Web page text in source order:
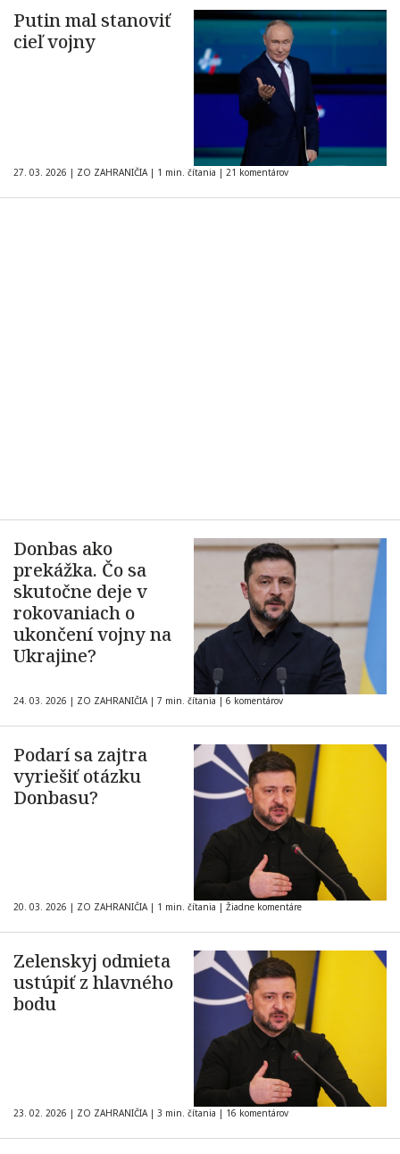
Putin mal stanoviť
cieľ vojny
27. 03. 2026 | ZO ZAHRANIČIA | 1 min. čítania | 21 komentárov
Donbas ako
prekážka. Čo sa
skutočne deje v
rokovaniach o
ukončení vojny na
Ukrajine?
24. 03. 2026 | ZO ZAHRANIČIA | 7 min. čítania | 6 komentárov
Podarí sa zajtra
vyriešiť otázku
Donbasu?
20. 03. 2026 | ZO ZAHRANIČIA | 1 min. čítania | Žiadne komentáre
Zelenskyj odmieta
ustúpiť z hlavného
bodu
23. 02. 2026 | ZO ZAHRANIČIA | 3 min. čítania | 16 komentárov